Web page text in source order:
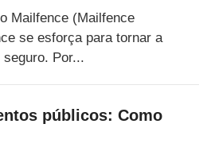
Mailfence (Mailfence
se esforça para tornar a
Por...
públicos: Como